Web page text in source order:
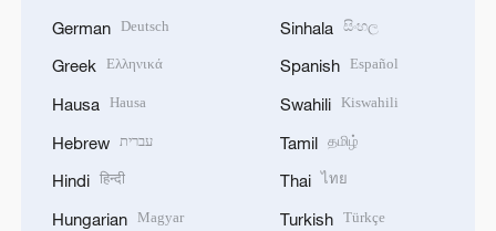
German Deutsch
Greek Ελληνικά
Hausa Hausa
Hebrew עברית
Hindi हिन्दी
Hungarian Magyar
Sinhala සිංහල
Spanish Español
Swahili Kiswahili
Tamil தமிழ்
Thai ไทย
Turkish Türkçe